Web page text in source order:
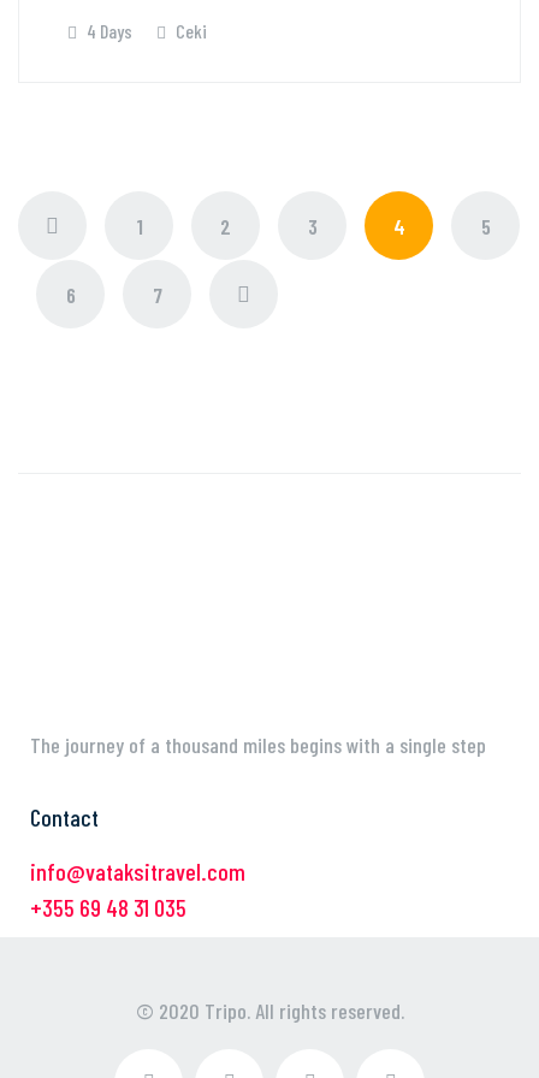
4 Days Ceki
1 2 3 4 5
6 7
The journey of a thousand miles begins with a single step
Contact
info@vataksitravel.com
+355 69 48 31 035
© 2020 Tripo. All rights reserved.